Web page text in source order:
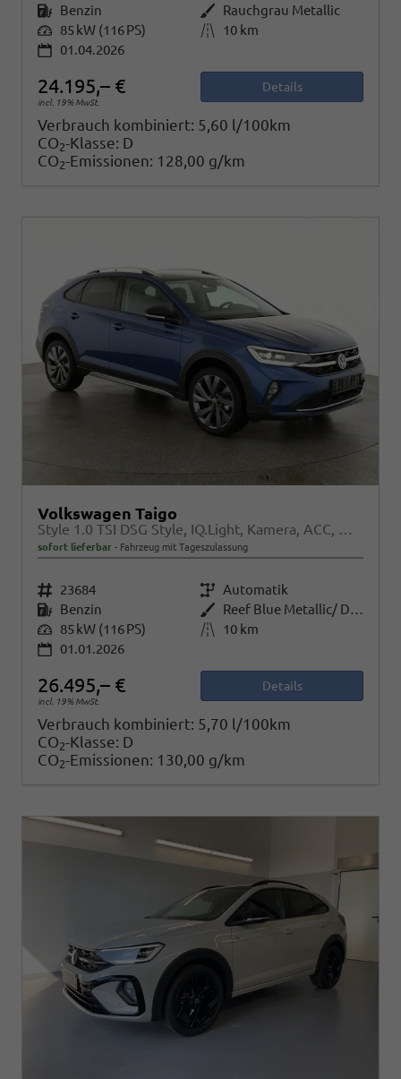
Kraftstoff Benzin Außenfarbe Rauchgrau Metallic
Leistung 85 kW (116 PS) Kilometerstand
10 km
01.04.2026
24.195,– €
incl. 19% MwSt.
Details
Verbrauch kombiniert: 5,60 l/100km
CO2-Klasse: D
CO2-Emissionen: 128,00 g/km
Volkswagen Taigo
Style 1.0 TSI DSG Style, IQ.Light, Kamera, ACC, Winter, 18-Zoll, 3 J.-Garantie
sofort lieferbar Fahrzeug mit Tageszulassung
Fahrzeugnr. 23684 Getriebe Automatik
Kraftstoff Benzin Außenfarbe
Reef Blue Metallic/ Dach Schwarz
Leistung 85 kW (116 PS) Kilometerstand
10 km
01.01.2026
26.495,– €
incl. 19% MwSt.
Details
Verbrauch kombiniert: 5,70 l/100km
CO2-Klasse: D
CO2-Emissionen: 130,00 g/km